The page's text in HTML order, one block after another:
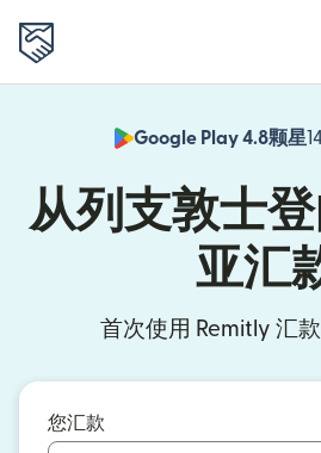
Google Play 4.8颗星
从列支敦士
亚汇
首次使用 Remitly 汇
您汇款